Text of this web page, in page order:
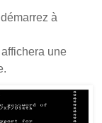
à
une